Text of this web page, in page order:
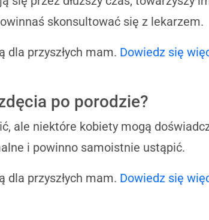
skonsultować się z lekarzem.
dla przyszłych mam. Dowiedz się
po porodzie?
ale niektóre kobiety mogą
i powinno samoistnie ustąpić.
dla przyszłych mam. Dowiedz się